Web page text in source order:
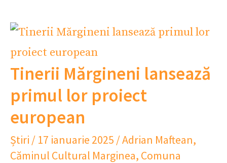
Tinerii Mărgineni lansează
primul lor proiect
european
Știri / 17 ianuarie 2025 /Adrian Maftean,
Căminul Cultural Marginea, Comuna